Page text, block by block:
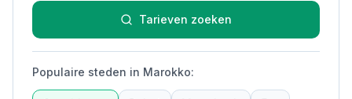
Tarieven zoeken
Populaire steden in Marokko: